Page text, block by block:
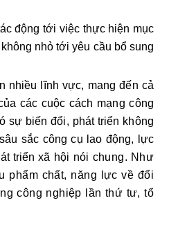
động tới việc thực hiện mục
nhỏ tới yêu cầu bổ sung
nhiều lĩnh vực, mang đến cả
các cuộc cách mạng công
sự biến đổi, phát triển không
sắc công cụ lao động, lực
triểnxã hội nói chung. Như
phẩm chất, năng lực về đổi
công nghiệp lần thứ tư, tổ